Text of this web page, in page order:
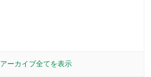
アーカイブ全てを表示